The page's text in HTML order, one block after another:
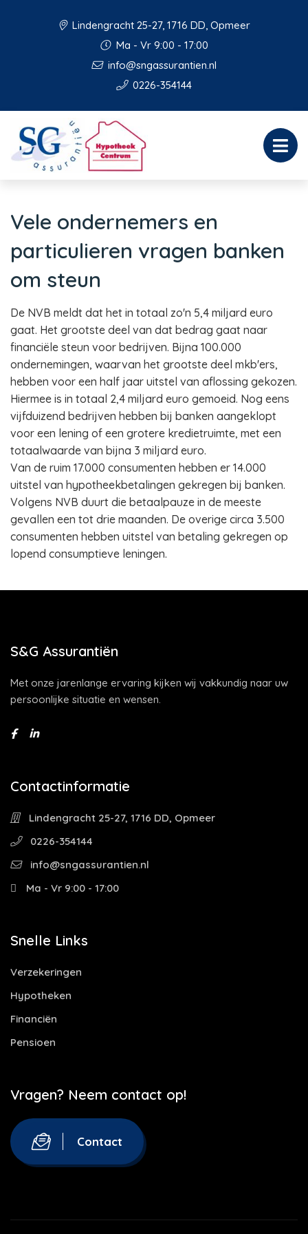
Lindengracht 25-27, 1716 DD, Opmeer
Ma - Vr 9:00 - 17:00
info@sngassurantien.nl
0226-354144
Vele ondernemers en
particulieren vragen banken
om steun
De NVB meldt dat het in totaal zo'n 5,4 miljard euro
gaat. Het grootste deel van dat bedrag gaat naar
financiële steun voor bedrijven. Bijna 100.000
ondernemingen, waarvan het grootste deel mkb'ers,
hebben voor een half jaar uitstel van aflossing gekozen.
Hiermee is in totaal 2,4 miljard euro gemoeid. Nog eens
vijfduizend bedrijven hebben bij banken aangeklopt
voor een lening of een grotere kredietruimte, met een
totaalwaarde van bijna 3 miljard euro.
Van de ruim 17.000 consumenten hebben er 14.000
uitstel van hypotheekbetalingen gekregen bij banken.
Volgens NVB duurt die betaalpauze in de meeste
gevallen een tot drie maanden. De overige circa 3.500
consumenten hebben uitstel van betaling gekregen op
lopend consumptieve leningen.
S&G Assurantiën
Met onze jarenlange ervaring kijken wij vakkundig naar uw
persoonlijke situatie en wensen.
Contactinformatie
Lindengracht 25-27, 1716 DD, Opmeer
0226-354144
info@sngassurantien.nl
Ma - Vr 9:00 - 17:00
Snelle Links
Verzekeringen
Hypotheken
Financiën
Pensioen
Vragen? Neem contact op!
Contact